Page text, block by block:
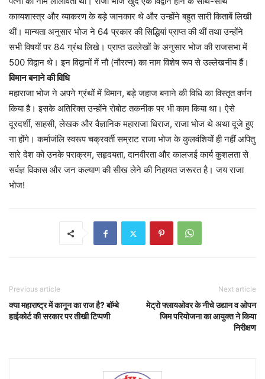
काव्यशास्त्र और व्याकरण के बड़े जानकार थे और उन्होंने बहुत सारी किताबें लिखी
थीं। मान्यता अनुसार भोज ने 64 प्रकार की सिद्धियां प्राप्त की थीं तथा उन्होंने
सभी विषयों पर 84 ग्रंथ लिखे। प्राप्त उल्लेखों के अनुसार भोज की राजसभा में
500 विद्वान थे। इन विद्वानों में नौ (नौरत्न) का नाम विशेष रूप से उल्लेखनीय हैं।
विमान बनाने की विधि
महाराजा भोज ने अपने ग्रंथों में विमान, बड़े जहाज बनाने की विधि का विस्तृत वर्णन
किया है। इसके अतिरिक्त उन्होंने रोबोट तकनीक पर भी काम किया था। ऐसे
दूरदर्शी, साहसी, लेखक और वैज्ञानिक महाराजा धिराज, राजा भोज थे अथा दूजे हुए
ना होंगे। कर्माजंलि स्वरूप चक्रवर्ती सम्राट राजा भोज के कुलवंशियों ही नहीं अपितु
सारे देश को उनके पराक्रम, सहृदयता, दानवीरता और कालजई कार्य कुशलता से
सर्वज्ञ विकास और जन कल्याण की सीख लेने की निहायत जरूरत है। जय राजा
भोज!
Previous article
क्या महाराष्ट्र में कानून का राज है? बॉम्बे
हाईकोर्ट की सरकार पर तीखी टिप्पणी
Next article
मेट्रो फ्लायओवर के नीचे उद्यान व ओपन
जिम परियोजना का आयुक्त ने किया
निरीक्षण